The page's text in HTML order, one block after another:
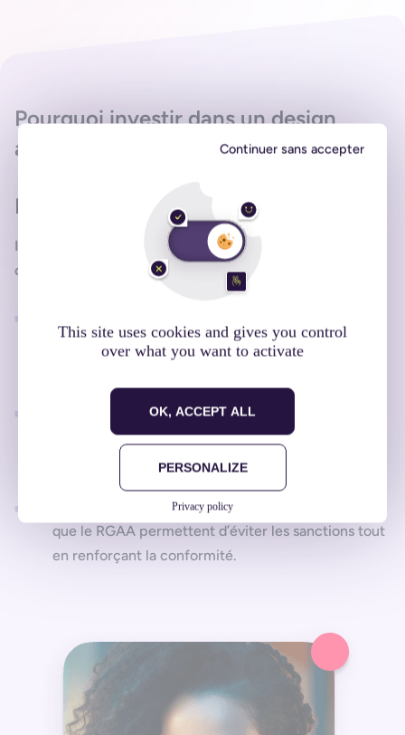
This site uses cookies and gives you control
over what you want to activate
OK, ACCEPT ALL
Continuer sans accepter
PERSONALIZE
Privacy policy
Pourquoi investir dans un design
accessible ?
Les avantages pour votre entreprise
Investir dans l’accessibilité de vos applications mobiles,
c’est :
peut être utilisée par un plus grand nombre
Améliorer l’expérience utilisateur (UX)
pensé pour l’accessibilité offre une navigation
intuitive et agréable pour tous.
Respecter les obligations légales
que le RGAA permettent d’éviter les sanctions tout
en renforçant la conformité.